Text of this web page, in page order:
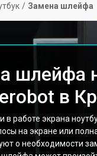
/ Замена шлейфа
шлейфа
в
в работе экрана
на экране или
о необходимости